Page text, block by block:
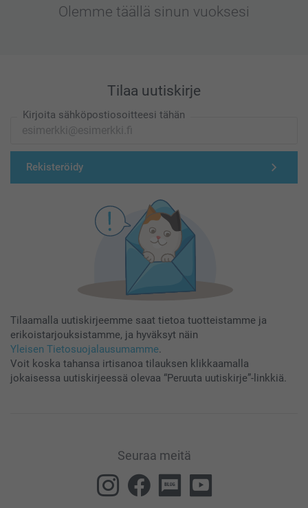
Olemme täällä sinun vuoksesi
Tilaa uutiskirje
Kirjoita sähköpostiosoitteesi tähän
Rekisteröidy
Tilaamalla uutiskirjeemme saat tietoa tuotteistamme ja
erikoistarjouksistamme, ja hyväksyt näin
Yleisen Tietosuojalausumamme.
Voit koska tahansa irtisanoa tilauksen klikkaamalla
jokaisessa uutiskirjeessä olevaa “Peruuta uutiskirje”-linkkiä.
Seuraa meitä